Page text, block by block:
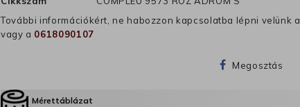
További információkért, ne habozzon kapcsolatba lépni velünk a
vagy a 0618090107
Megosztás
Mérettáblázat